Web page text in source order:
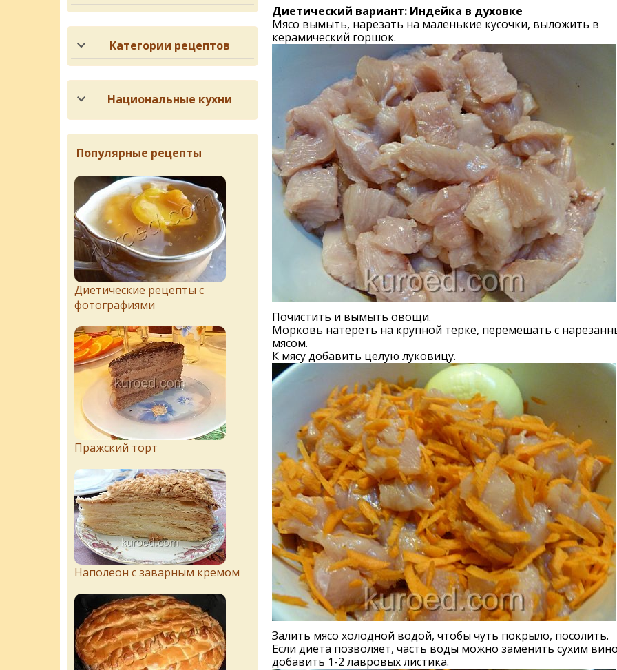
Диетический вариант: Индейка в духовке
Мясо вымыть, нарезать на маленькие кусочки, выложить в
керамический горшок.
Почистить и вымыть овощи.
Морковь натереть на крупной терке, перемешать с
мясом.
К мясу добавить целую луковицу.
Залить мясо холодной водой, чтобы чуть покрыло, посолить.
Если диета позволяет, часть воды можно заменить сухим
добавить 1-2 лавровых листика.
Категории рецептов
Национальные кухни
Популярные рецепты
Диетические рецепты с
фотографиями
Пражский торт
Наполеон с заварным кремом